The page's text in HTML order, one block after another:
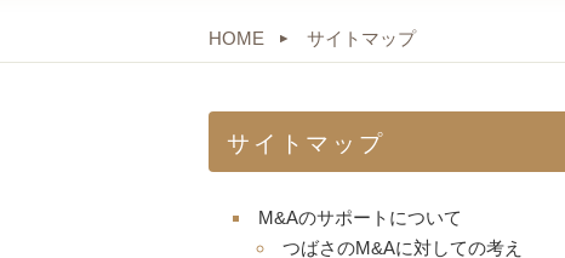
HOME サイトマップ
サイトマップ
M&Aのサポートについて
つばさのM&Aに対しての考え